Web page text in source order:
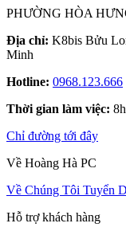
PHƯỜNG HÒA
Địa chỉ: K8bis Bửu
Minh
Hotline: 0968.123.666
Thời gian làm việc:
Chỉ đường tới đây
Về Hoàng Hà PC
Về Chúng Tôi Tuyển
Hỗ trợ khách hàng